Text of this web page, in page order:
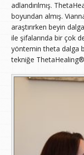
adlandırılmış.
boyundan almış.
araştırırken beyin
ile şifalarında bir çok
yöntemin theta dalga
tekniğe ThetaHealing®